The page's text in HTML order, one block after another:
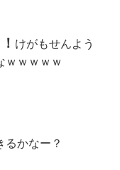
けがもせんよう
ｗｗｗｗｗ
るかなー？